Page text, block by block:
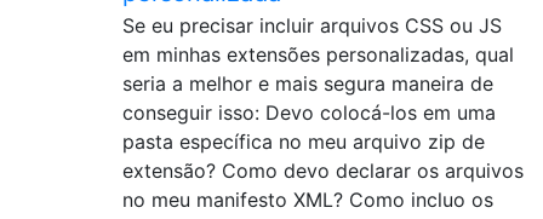
Se eu precisar incluir arquivos CSS ou JS
em minhas extensões personalizadas, qual
seria a melhor e mais segura maneira de
conseguir isso: Devo colocá-los em uma
pasta específica no meu arquivo zip de
extensão? Como devo declarar os arquivos
no meu manifesto XML? Como incluo os